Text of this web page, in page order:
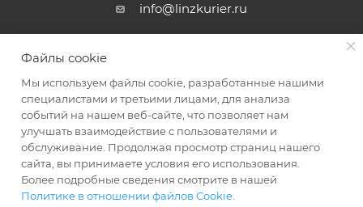
info@linzkurier.ru
Файлы cookie
Мы используем файлы cookie, разработанные нашими
специалистами и третьими лицами, для анализа
событий на нашем веб-сайте, что позволяет нам
улучшать взаимодействие с пользователями и
обслуживание. Продолжая просмотр страниц нашего
сайта, вы принимаете условия его использования.
Более подробные сведения смотрите в нашей
Политике в отношении файлов Cookie